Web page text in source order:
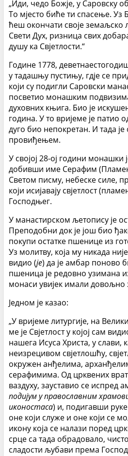
„Иди, чедо Божје, у Саровску
То мјесто биће ти спасење. Уз
ћеш окончати своје земаљско
Свети Дух, ризница свих
душу ка Свјетлости.“
Године 1778,
у тадашњу пустињу, гдје се
који су подигли Саровски
посветио монашким
духовних књига. Био је
година. У то вријеме је патио
дуго био непокретан. И тада
провиђењем.
У својој 28-ој години монашки
добивши име Серафим
Светом писму, небеске силе,
који исијавају свјетлост
Господњег.
У манастирском љетопису је
Преподобни док је још био
покупи остатке пшенице из
Уз молитву, која му никада
видио (је) да је амбар поново
пшеница је редовно узимана
монаси увијек имали довољно
Једном је казао:
„У вријеме литургије, на
ме је Свјетлост у којој сам
нашега Исуса Христа, у слави,
неизрецивом свјетлошћу,
окружен анђелима,
серафимима. Од црквених
ваздуху, зауставио се испред
подијум у православним
иконостаса) и, подигавши
оне који служе и оне који се
икону која се налази поред
срце са тада обрадовало,
сладости љубави према